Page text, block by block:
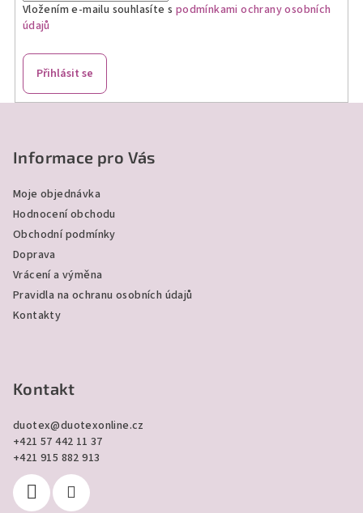
Vložením e-mailu souhlasíte s podmínkami ochrany osobních
údajů
Přihlásit se
Informace pro Vás
Moje objednávka
Hodnocení obchodu
Obchodní podmínky
Doprava
Vrácení a výměna
Pravidla na ochranu osobních údajů
Kontakty
Kontakt
duotex@duotexonline.cz
+421 57 442 11 37
+421 915 882 913